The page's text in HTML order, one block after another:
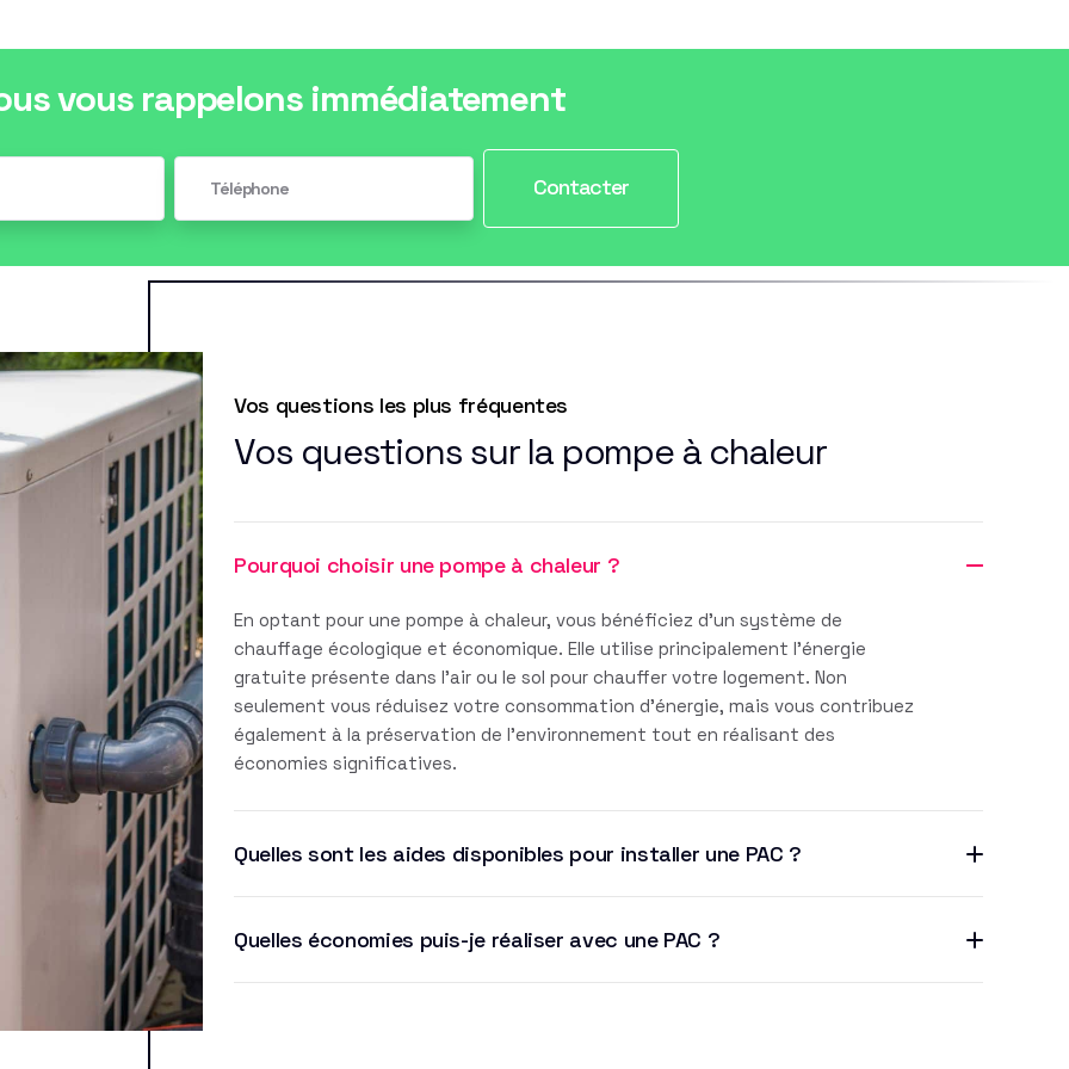
vous rappelons immédiatement
Contacter
Vos questions les plus fréquentes
Vos questions sur la pompe à chaleur
Pourquoi choisir une pompe à chaleur ?
En optant pour une pompe à chaleur, vous bénéficiez d'un système de
chauffage écologique et économique. Elle utilise principalement l'énergie
gratuite présente dans l'air ou le sol pour chauffer votre logement. Non
seulement vous réduisez votre consommation d'énergie, mais vous contribuez
également à la préservation de l'environnement tout en réalisant des
économies significatives.
Quelles sont les aides disponibles pour installer une PAC ?
Quelles économies puis-je réaliser avec une PAC ?